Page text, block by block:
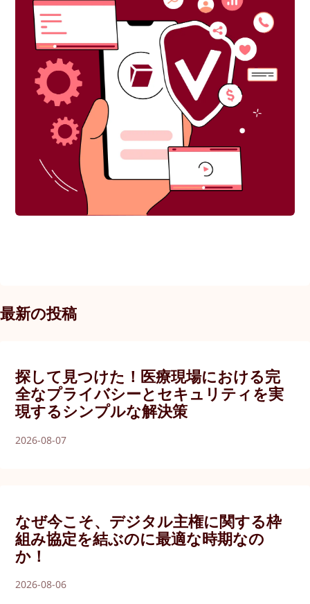
最新の投稿
探して見つけた！医療現場における完
全なプライバシーとセキュリティを実
現するシンプルな解決策
2026-08-07
なぜ今こそ、デジタル主権に関する枠
組み協定を結ぶのに最適な時期なの
か！
2026-08-06